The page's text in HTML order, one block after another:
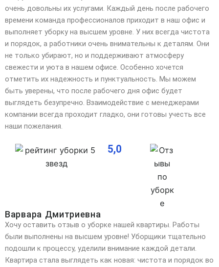
очень довольны их услугами. Каждый день после рабочего
времени команда профессионалов приходит в наш офис и
выполняет уборку на высшем уровне. У них всегда чистота
и порядок, а работники очень внимательны к деталям. Они
не только убирают, но и поддерживают атмосферу
свежести и уюта в нашем офисе. Особенно хочется
отметить их надежность и пунктуальность. Мы можем
быть уверены, что после рабочего дня офис будет
выглядеть безупречно. Взаимодействие с менеджерами
компании всегда проходит гладко, они готовы учесть все
наши пожелания.
5,0
Варвара Дмитриевна
Хочу оставить отзыв о уборке нашей квартиры. Работы
были выполнены на высшем уровне! Уборщики тщательно
подошли к процессу, уделили внимание каждой детали.
Квартира стала выглядеть как новая: чистота и порядок во